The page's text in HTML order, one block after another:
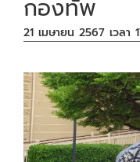
กองทัพ
21 เมษายน 2567 เวลา